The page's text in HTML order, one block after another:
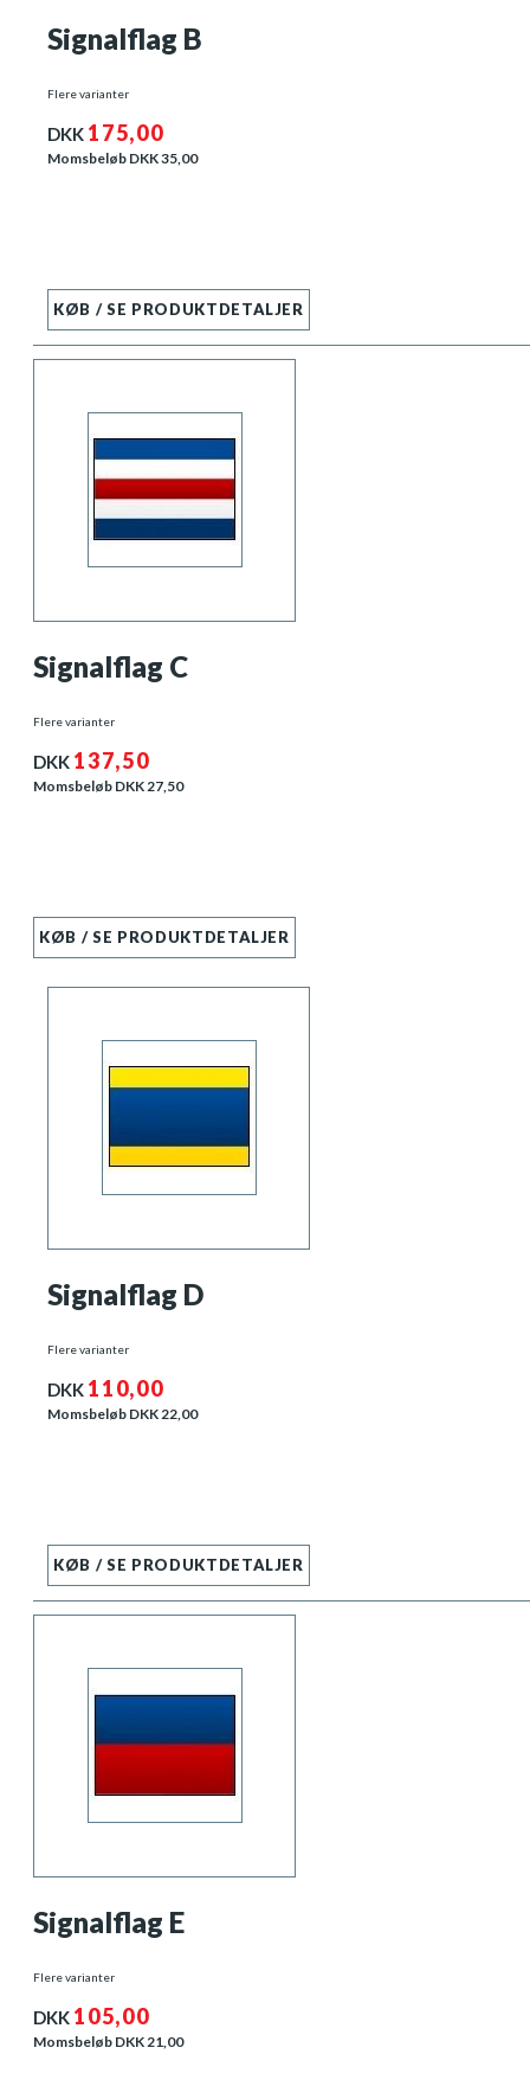
Signalflag B
Flere varianter
DKK 175,00
Momsbeløb DKK35,00
KØB / SE PRODUKTDETALJER
Signalflag C
Flere varianter
DKK 137,50
Momsbeløb DKK27,50
KØB / SE PRODUKTDETALJER
Signalflag D
Flere varianter
DKK 110,00
Momsbeløb DKK22,00
KØB / SE PRODUKTDETALJER
Signalflag E
Flere varianter
DKK 105,00
Momsbeløb DKK21,00